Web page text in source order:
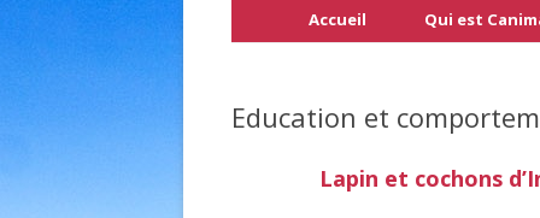
Accueil Qui est
Education et
Lapin et cochons